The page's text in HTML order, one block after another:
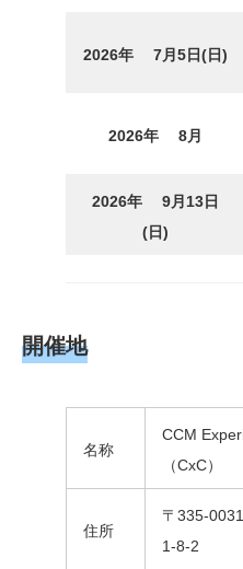
2026年 7月5日(日)
2026年 8月
2026年 9月13日
(日)
開催地
名称
CCM
（CxC）
住所
〒335-
1-8-2